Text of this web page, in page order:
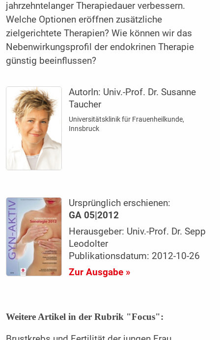
jahrzehntelanger Therapiedauer verbessern.
Welche Optionen eröffnen zusätzliche
zielgerichtete Therapien? Wie können wir das
Nebenwirkungsprofil der endokrinen Therapie
günstig beeinflussen?
AutorIn: Univ.-Prof. Dr. Susanne
Taucher
Universitätsklinik für Frauenheilkunde,
Innsbruck
Ursprünglich erschienen:
GA 05|2012
Herausgeber: Univ.-Prof. Dr. Sepp
Leodolter
Publikationsdatum: 2012-10-26
Zur Ausgabe »
Weitere Artikel in der Rubrik "Focus":